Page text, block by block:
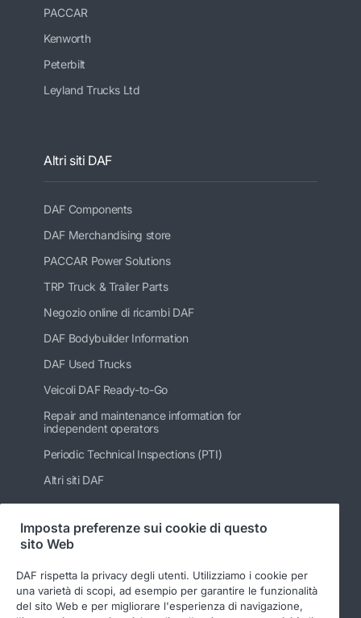
PACCAR
Kenworth
Peterbilt
Leyland Trucks Ltd
Altri siti DAF
DAF Components
DAF Merchandising store
PACCAR Power Solutions
TRP Truck & Trailer Parts
Negozio online di ricambi DAF
DAF Bodybuilder Information
DAF Used Trucks
Veicoli DAF Ready-to-Go
Repair and maintenance information for
independent operators
Periodic Technical Inspections (PTI)
Altri siti DAF
Seguici
Imposta preferenze sui cookie di questo
sito Web
DAF rispetta la privacy degli utenti. Utilizziamo i cookie per
una varietà di scopi, ad esempio per garantire le funzionalità
del sito Web e per migliorare l'esperienza di navigazione,